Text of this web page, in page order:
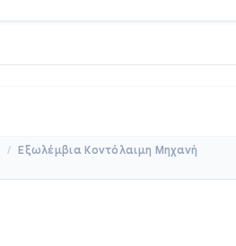
/ Εξωλέμβια Κοντόλαιμη Μηχανή